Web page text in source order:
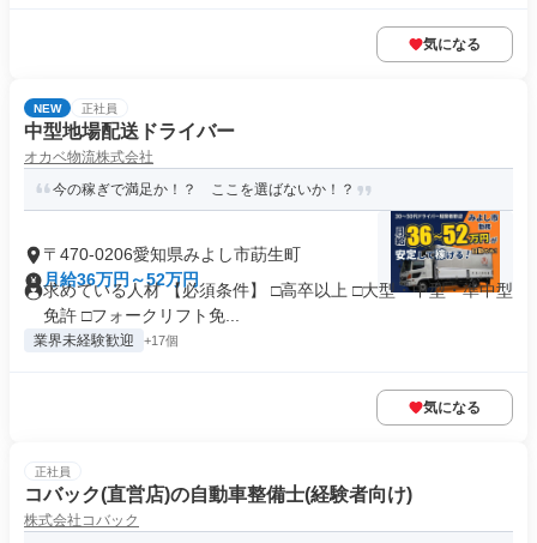
気になる
NEW 正社員
中型地場配送ドライバー
オカベ物流株式会社
今の稼ぎで満足か！？ ここを選ばないか！？
〒470-0206愛知県みよし市莇生町
月給36万円～52万円
求めている人材 【必須条件】 □高卒以上 □大型・中型・準中型
免許 □フォークリフト免...
業界未経験歓迎 +17個
気になる
正社員
コバック(直営店)の自動車整備士(経験者向け)
株式会社コバック